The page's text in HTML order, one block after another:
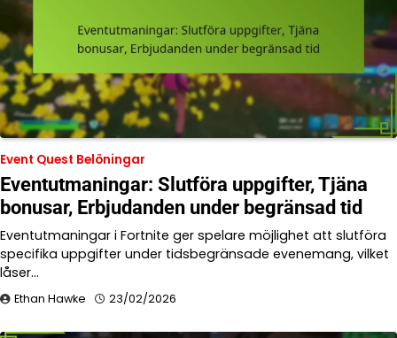
Event Quest Belöningar
Eventutmaningar: Slutföra uppgifter, Tjäna
bonusar, Erbjudanden under begränsad tid
Eventutmaningar i Fortnite ger spelare möjlighet att slutföra
specifika uppgifter under tidsbegränsade evenemang, vilket
låser…
Ethan Hawke 23/02/2026